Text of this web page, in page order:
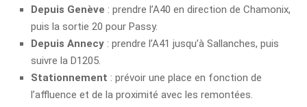
Depuis Genève : prendre l’A40 en direction de Chamonix,
puis la sortie 20 pour Passy.
Depuis Annecy : prendre l’A41 jusqu’à Sallanches, puis
suivre la D1205.
Stationnement : prévoir une place en fonction de
l’affluence et de la proximité avec les remontées.